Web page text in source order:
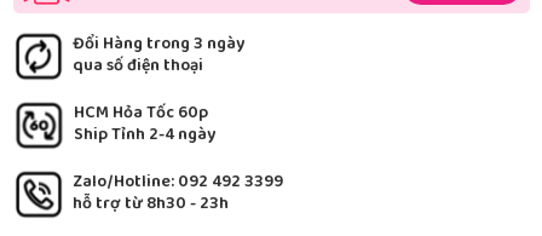
Đổi Hàng trong 3 ngày
qua số điện thoại
HCM Hỏa Tốc 60p
Ship Tỉnh 2-4 ngày
Zalo/Hotline: 092 492 3399
hỗ trợ từ 8h30 - 23h